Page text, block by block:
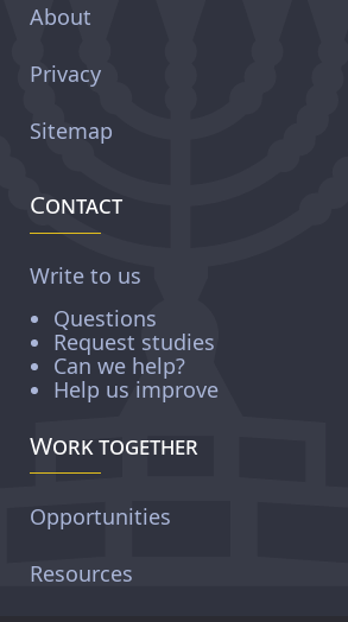
About
Privacy
Sitemap
Contact
Write to us
Questions
Request studies
Can we help?
Help us improve
Work together
Opportunities
Resources